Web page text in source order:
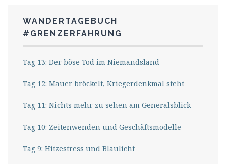
WANDERTAGEBUCH
#GRENZERFAHRUNG
Tag 13: Der böse Tod im Niemandsland
Tag 12: Mauer bröckelt, Kriegerdenkmal steht
Tag 11: Nichts mehr zu sehen am Generalsblick
Tag 10: Zeitenwenden und Geschäftsmodelle
Tag 9: Hitzestress und Blaulicht